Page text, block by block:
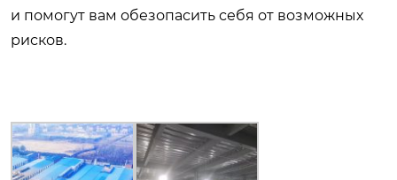
и помогут вам обезопасить себя от возможных
рисков.